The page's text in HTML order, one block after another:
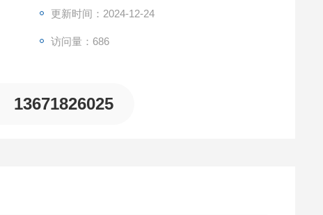
更新时间：2024-12-24
访问量：686
13671826025